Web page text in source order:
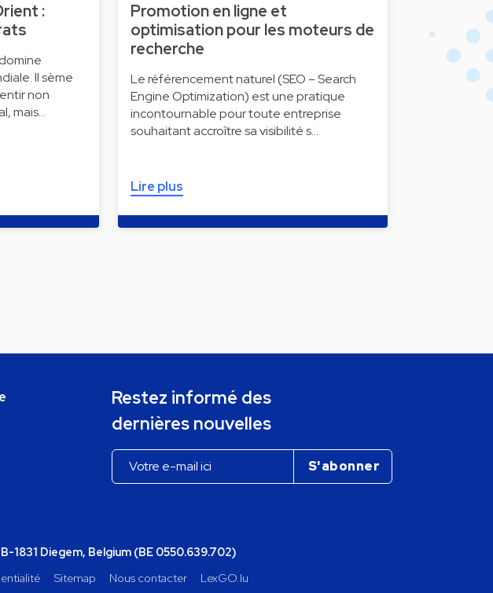
:
Il sème
non
mais…
Promotion en ligne et
optimisation pour les moteurs de
recherche
Le référencement naturel (SEO – Search
Engine Optimization) est une pratique
incontournable pour toute entreprise
souhaitant accroître sa visibilité s…
Lire plus
Restez informé des
dernières nouvelles
Diegem, Belgium (BE 0550.639.702)
Sitemap Nous contacter LexGO.lu